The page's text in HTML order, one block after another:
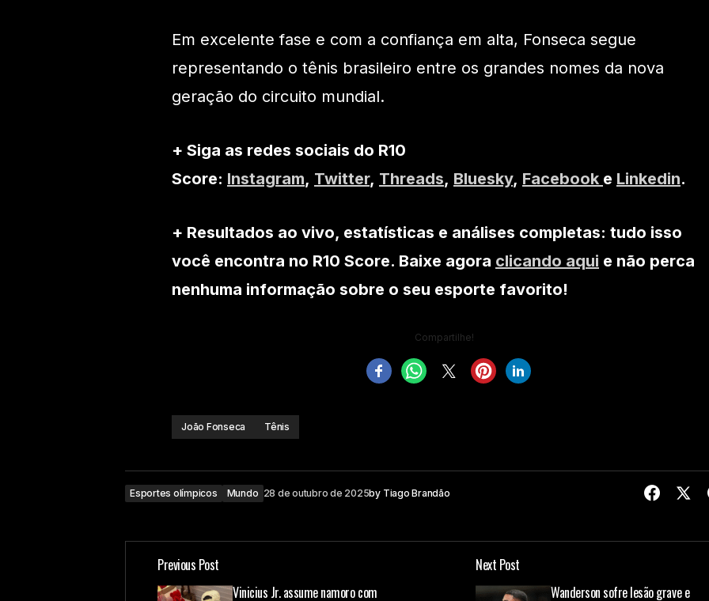
Em excelente fase e com a confiança em alta, Fonseca segue
representando o tênis brasileiro entre os grandes nomes da nova
geração do circuito mundial.
+ Siga as redes sociais do R10
Score: Instagram, Twitter, Threads, Bluesky, Facebook e Linkedin.
+ Resultados ao vivo, estatísticas e análises completas: tudo isso
você encontra no R10 Score. Baixe agora clicando aqui e não perca
nenhuma informação sobre o seu esporte favorito!
Compartilhe!
João Fonseca Tênis
Esportes olímpicos Mundo 28 de outubro de 2025by Tiago Brandão
Previous Post
Vinicius Jr. assume namoro com
Next Post
Wanderson sofre lesão grave e